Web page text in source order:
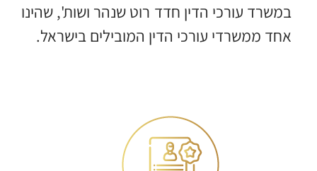
במשרד עורכי הדין חדד רוט שנהר ושות', שהינו
אחד ממשרדי עורכי הדין המובילים בישראל.